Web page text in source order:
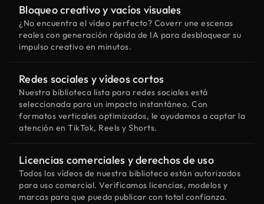
Bloqueo creativo y vacíos visuales
¿No encuentra el vídeo perfecto? Coverr une escenas
reales con generación rápida de IA para desbloquear su
impulso creativo en minutos.
Redes sociales y vídeos cortos
Nuestra biblioteca lista para redes sociales está
seleccionada para un impacto instantáneo. Con
formatos verticales optimizados, le ayudamos a captar la
atención en TikTok, Reels y Shorts.
Licencias comerciales y derechos de uso
Todos los vídeos de nuestra biblioteca están autorizados
para uso comercial. Verificamos licencias, modelos y
marcas para que pueda publicar con total confianza.